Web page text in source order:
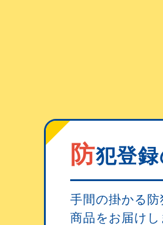
防犯登
手間の掛かる
商品をお届けし